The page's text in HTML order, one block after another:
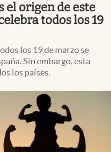
el origen de este
todos los 19
los 19 de marzo se
Sin embargo, esta
los países.